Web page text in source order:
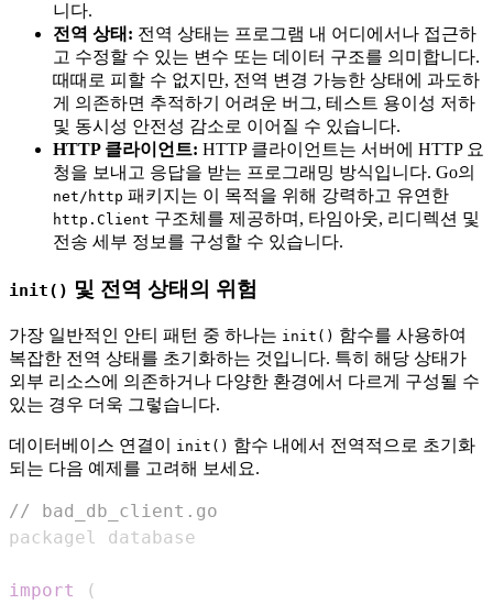
니다.
전역 상태: 전역 상태는 프로그램 내 어디에서나 접근하
고 수정할 수 있는 변수 또는 데이터 구조를 의미합니다.
때때로 피할 수 없지만, 전역 변경 가능한 상태에 과도하
게 의존하면 추적하기 어려운 버그, 테스트 용이성 저하
및 동시성 안전성 감소로 이어질 수 있습니다.
HTTP 클라이언트: HTTP 클라이언트는 서버에 HTTP 요
청을 보내고 응답을 받는 프로그래밍 방식입니다. Go의
net/http 패키지는 이 목적을 위해 강력하고 유연한
http.Client 구조체를 제공하며, 타임아웃, 리디렉션 및
전송 세부 정보를 구성할 수 있습니다.
init() 및 전역 상태의 위험
가장 일반적인 안티 패턴 중 하나는 init() 함수를 사용하여
복잡한 전역 상태를 초기화하는 것입니다. 특히 해당 상태가
외부 리소스에 의존하거나 다양한 환경에서 다르게 구성될 수
있는 경우 더욱 그렇습니다.
데이터베이스 연결이 init() 함수 내에서 전역적으로 초기화
되는 다음 예제를 고려해 보세요.
// bad_db_client.go
import
(